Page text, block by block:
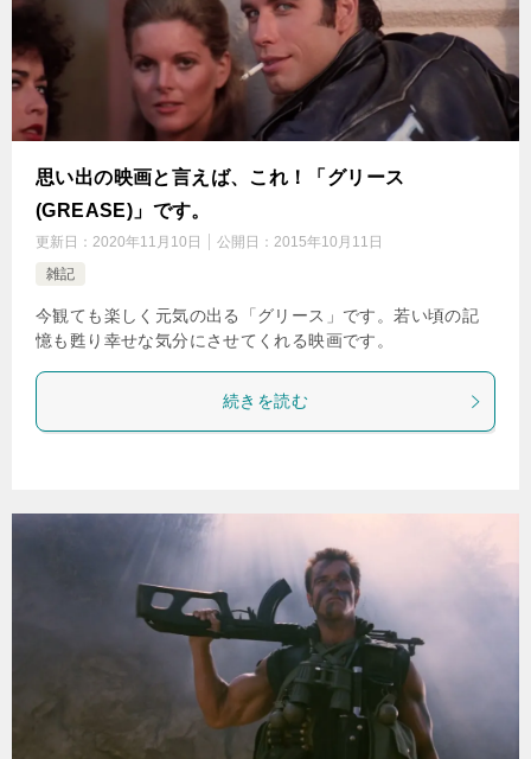
思い出の映画と言えば、これ！「グリース
(GREASE)」です。
更新日： 2020年11月10日 公開日： 2015年10月11日
雑記
今観ても楽しく元気の出る「グリース」です。若い頃の記
憶も甦り幸せな気分にさせてくれる映画です。
続きを読む